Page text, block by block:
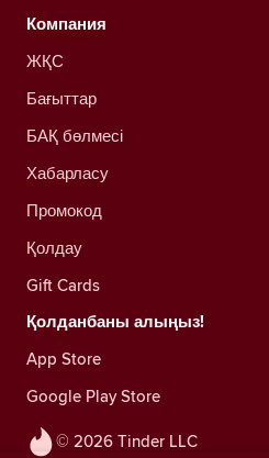
© 2026 Tinder LLC
Компания
ЖҚС
Бағыттар
БАҚ бөлмесі
Хабарласу
Промокод
Қолдау
Gift Cards
Қолданбаны алыңыз!
App Store
Google Play Store